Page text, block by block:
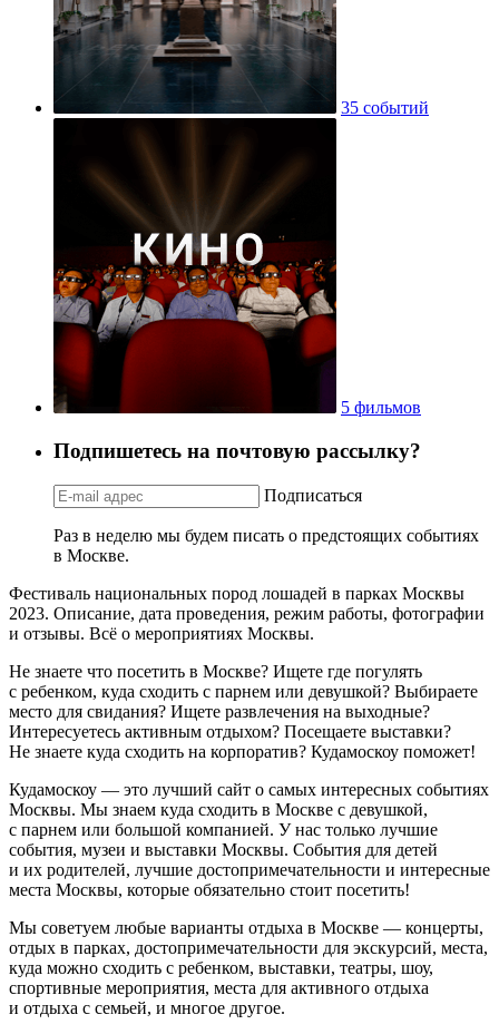
35 событий
5 фильмов
Подпишетесь на почтовую рассылку?
Подписаться
Раз в неделю мы будем писать о предстоящих событиях
в Москве.
Фестиваль национальных пород лошадей в парках Москвы
2023. Описание, дата проведения, режим работы, фотографии
и отзывы. Всё о мероприятиях Москвы.
Не знаете что посетить в Москве? Ищете где погулять
с ребенком, куда сходить с парнем или девушкой? Выбираете
место для свидания? Ищете развлечения на выходные?
Интересуетесь активным отдыхом? Посещаете выставки?
Не знаете куда сходить на корпоратив? Кудамоскоу поможет!
Кудамоскоу — это лучший сайт о самых интересных событиях
Москвы. Мы знаем куда сходить в Москве с девушкой,
с парнем или большой компанией. У нас только лучшие
события, музеи и выставки Москвы. События для детей
и их родителей, лучшие достопримечательности и интересные
места Москвы, которые обязательно стоит посетить!
Мы советуем любые варианты отдыха в Москве — концерты,
отдых в парках, достопримечательности для экскурсий, места,
куда можно сходить с ребенком, выставки, театры, шоу,
спортивные мероприятия, места для активного отдыха
и отдыха с семьей, и многое другое.